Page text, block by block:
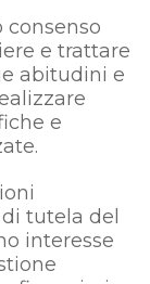
consenso
e trattare
abitudini e
e
tutela del
interesse